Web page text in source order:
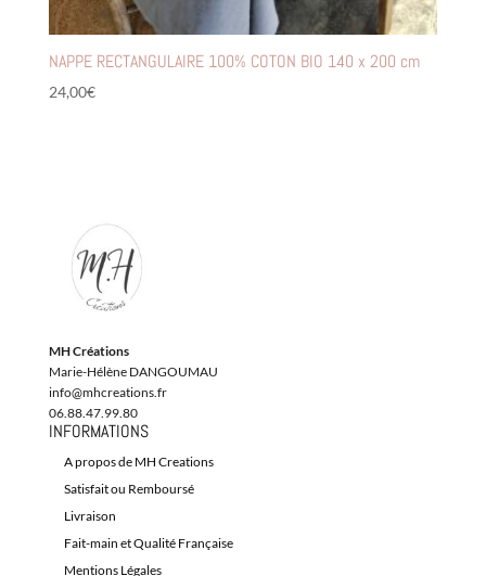
NAPPE RECTANGULAIRE 100% COTON BIO 140 x 200 cm
24,00€
MH Créations
Marie-Hélène DANGOUMAU
info@mhcreations.fr
06.88.47.99.80
INFORMATIONS
A propos de MH Creations
Satisfait ou Remboursé
Livraison
Fait-main et Qualité Française
Mentions Légales